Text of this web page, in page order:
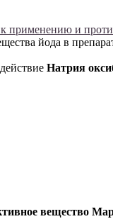
применению и
йода в
Натрия
вещество